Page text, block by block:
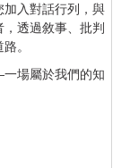
加入對話行列，與
透過敘事、批判
。
場屬於我們的知